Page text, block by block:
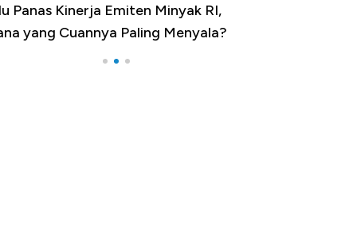
10 Provinsi dengan Tingkat
Pengangguran Tertinggi, Ada Jakarta